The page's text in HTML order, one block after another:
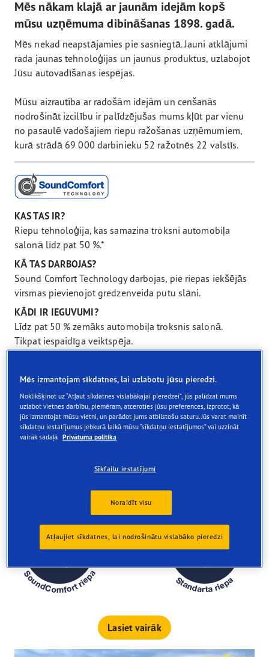
Mēs nākam klajā ar jaunām idejām kopš
mūsu uzņēmuma dibināšanas 1898. gadā.
Mēs nekad neapstājamies pie sasniegtā. Jauni atklājumi
rada jaunas tehnoloģijas un jaunus produktus, uzlabojot
Jūsu autovadīšanas iespējas.
Mūsu aizrautība ar radošām idejām un cenšanās
nodrošināt izcilību ir palīdzējušas mums kļūt par vienu
no pasaulē vadošajiem riepu ražošanas uzņēmumiem,
kurā strādā 69 000 darbinieku 52 ražotnēs 22 valstīs.
KAS TAS IR?
Riepu tehnoloģija, kas samazina troksni automobiļa
salonā līdz pat 50 %.*
KĀ TAS DARBOJAS?
Sound Comfort Technology darbojas, pie riepas iekšējās
virsmas pievienojot gredzenveida putu slāni.
KĀDI IR IEGUVUMI?
Līdz pat 50 % zemāks automobiļa troksnis salonā.
Tikpat iespaidīga veiktspēja.
SaundConfort tehnoloģijas ieguvumu:
Lasiet vairāk
Mēs izmantojam sīkdatnes, lai uzlabotu jūsu pieredzi.
Noklikšķinot uz “Atļaut sīkdatnes vislabākajai pieredzei”, jūs palīdzat mums
uzlabot vietnes darbību, piemēram, atceroties jūsu preferences, izprotot, kā
jūs izmantojat mūsu vietni, un parādot jums atbilstošu saturu. Jūs varat mainīt
sīkdatņu iestatījumus jebkurā laikā mūsu “sīkdatņu iestatījumos” vai uzzināt
vairāk sadaļā Privātuma politika
Sīkfailu iestatījumi
Noraidīt visu
Atļaujiet sīkdatnes, lai nodrošinātu vislabāko pieredzi